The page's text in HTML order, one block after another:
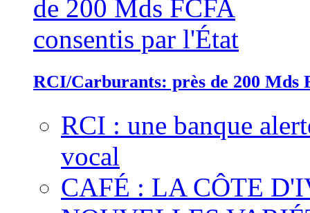
RCI/Carburants: près de 200 Mds
RCI : une banque
vocal
CAFÉ : LA CÔTE